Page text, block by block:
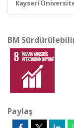
Kayseri
BM
Paylaş